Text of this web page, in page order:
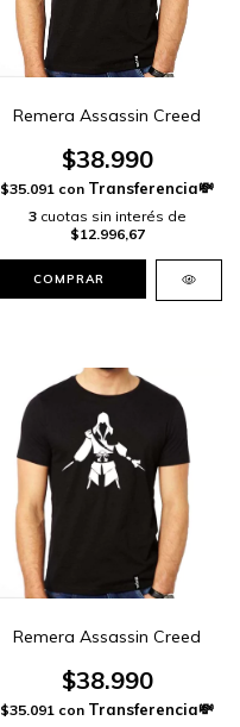
Remera Assassin Creed
$38.990
$35.091 con
3 cuotas sin interés de
$12.996,67
COMPRAR
Remera Assassin Creed
$38.990
$35.091 con